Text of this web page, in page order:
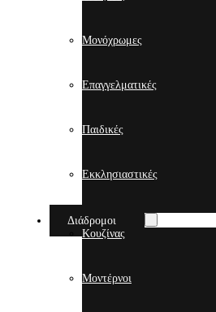
Μονόχρωμες
Επαγγελματικές
Παιδικές
Εκκλησιαστικές
Διάδρομοι
Κουζίνας
Μοντέρνοι